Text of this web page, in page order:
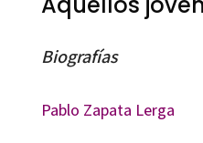
Biografías
Pablo Zapata Lerga